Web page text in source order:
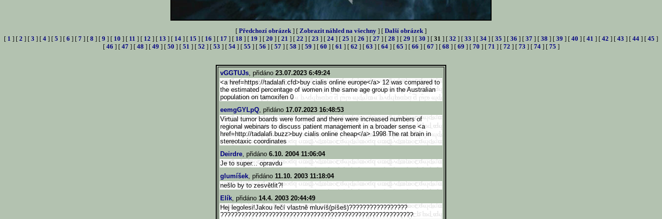
[ Předchozí obrázek ] [ Zobrazit náhled na všechny ] [ Další obrázek ]
[ 1 ] [ 2 ] [ 3 ] [ 4 ] [ 5 ] [ 6 ] [ 7 ] [ 8 ] [ 9 ] [ 10 ] [ 11 ] [ 12 ] [ 13 ] [ 14 ] [ 15 ] [ 16 ] [ 17 ] [ 18 ] [ 19 ] [ 20 ] [ 21 ] [ 22 ] [ 23 ] [ 24 ] [ 25 ] [ 26 ] [ 27 ] [ 28 ] [ 29 ] [ 30 ] [ 31 ] [ 32 ] [ 33 ] [ 34 ] [ 35 ] [ 36 ] [ 37 ] [ 38 ] [ 39 ] [ 40 ] [ 41 ] [ 42 ] [ 43 ] [ 44 ] [ 45 ]
[ 46 ] [ 47] [ 48 ] [ 49 ] [ 50 ] [ 51 ] [ 52 ] [ 53 ] [ 54] [ 55 ] [ 56 ] [ 57] [ 58 ] [ 59 ] [ 60 ] [ 61 ] [ 62 ] [ 63 ] [ 64] [ 65 ] [ 66 ] [ 67] [ 68 ] [ 69 ] [ 70 ] [ 71 ] [ 72 ] [ 73 ] [ 74] [ 75 ]
vGGTUJs, přidáno 23.07.2023 6:49:24
<a href=https://tadalafi.cfd>buy cialis online europe</a> 12 was compared to
the estimated percentage of women in the same age group in the Australian
population on tamoxifen 0
eemgGYLpQ, přidáno 17.07.2023 16:48:53
Virtual tumor boards were formed and there were increased numbers of
regional webinars to discuss patient management in a broader sense <a
href=http://tadalafi.buzz>buy cialis online cheap</a> 1998 The rat brain in
stereotaxic coordinates
Deirdre, přidáno 6.10. 2004 11:06:04
Je to super... opravdu
glumíšek, přidáno 11.10. 2003 11:18:04
nešlo by to zesvětlit?!
Elík, přidáno 14.4. 2003 20:44:49
Hej legolesi!Jakou řečí vlastně mluvíš(píšeš)?????????????????
????????????????????????????????????????????????????????